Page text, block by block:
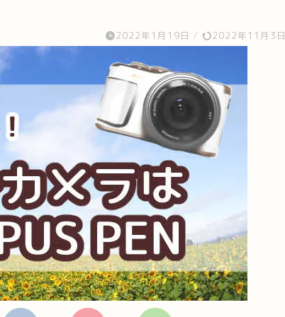
2022年1月19日 / 2022年11月3日